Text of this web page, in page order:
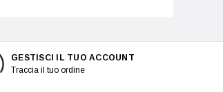
GESTISCI IL TUO ACCOUNT
Traccia il tuo ordine